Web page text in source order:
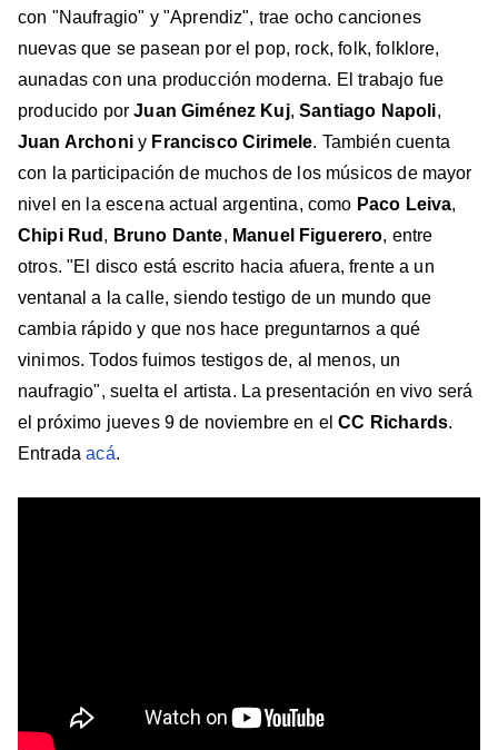
con "Naufragio" y "Aprendiz", trae ocho canciones
nuevas que se pasean por el pop, rock, folk, folklore,
aunadas con una producción moderna. El trabajo fue
producido porJuan Giménez Kuj,Santiago Napoli,
Juan Archoniy Francisco Cirimele. También cuenta
con la participación de muchos de los músicos de mayor
nivel en la escena actual argentina, como Paco Leiva,
Chipi Rud , Bruno Dante, Manuel Figuerero, entre
otros. "El disco está escrito hacia afuera, frente a un
ventanal a la calle, siendo testigo de un mundo que
cambia rápido y que nos hace preguntarnos a qué
vinimos. Todos fuimos testigos de, al menos, un
naufragio", suelta el artista. La presentación en vivo será
el próximo jueves 9 de noviembre en elCC Richards.
Entradaacá.